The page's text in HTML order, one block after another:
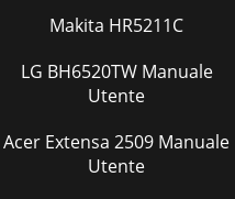
Makita HR5211C
LG BH6520TW Manuale
Utente
Acer Extensa 2509 Manuale
Utente